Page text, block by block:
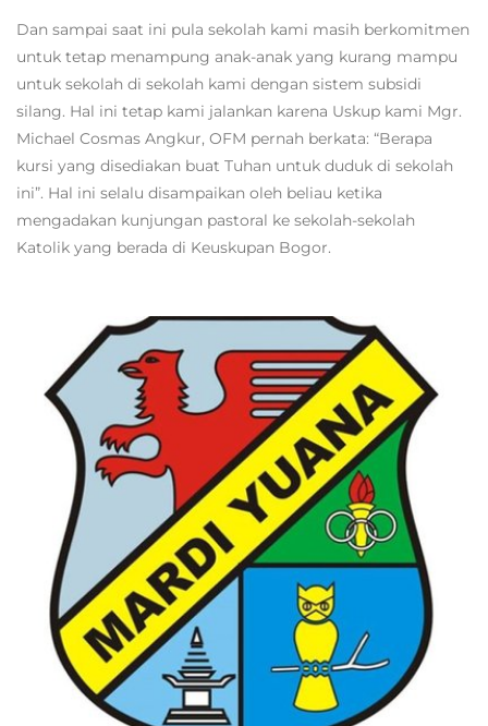
Pertama)
Dan sampai saat ini pula sekolah kami masih berkomitmen
untuk tetap menampung anak-anak yang kurang mampu
untuk sekolah di sekolah kami dengan sistem subsidi
silang. Hal ini tetap kami jalankan karena Uskup kami Mgr.
Michael Cosmas Angkur, OFM pernah berkata: “Berapa
kursi yang disediakan buat Tuhan untuk duduk di sekolah
ini”. Hal ini selalu disampaikan oleh beliau ketika
mengadakan kunjungan pastoral ke sekolah-sekolah
Katolik yang berada di Keuskupan Bogor.